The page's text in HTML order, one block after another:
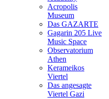
Acropolis
Museum
Das GAZARTE
Gagarin 205 Live
Music Space
Observatorium
Athen
Kerameikos
Viertel
Das angesagte
Viertel Gazi